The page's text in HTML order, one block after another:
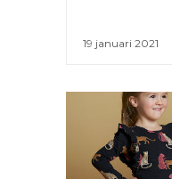
19 januari 2021